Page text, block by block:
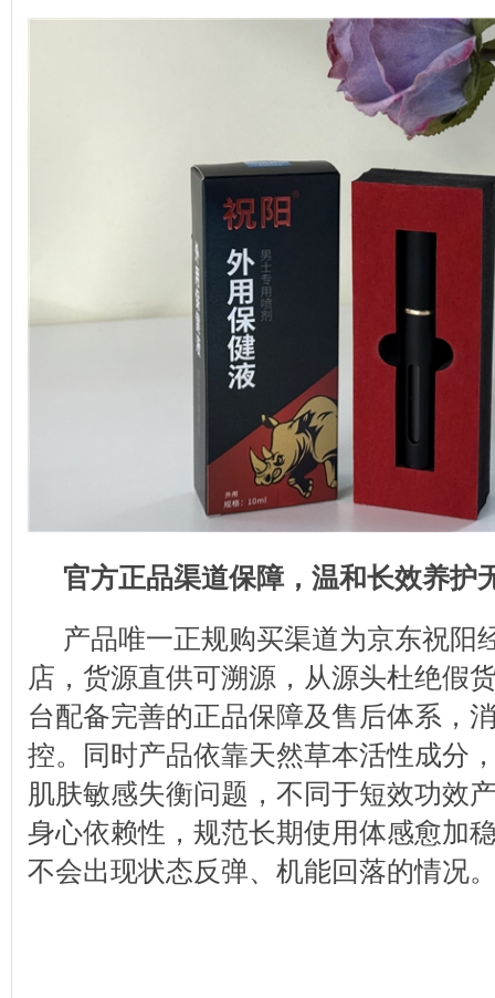
官方正品渠道保障，温和长效养护
产品唯一正规购买渠道为京东祝阳
店，货源直供可溯源，从源头杜绝假
台配备完善的正品保障及售后体系，
控。同时产品依靠天然草本活性成分
肌肤敏感失衡问题，不同于短效功效
身心依赖性，规范长期使用体感愈加
不会出现状态反弹、机能回落的情况